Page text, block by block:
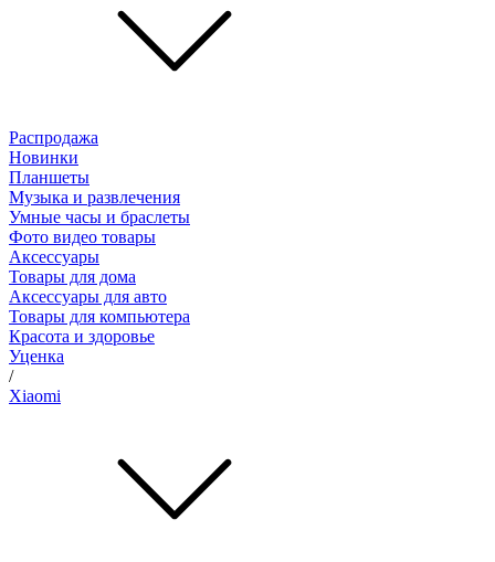
Распродажа
Новинки
Планшеты
Музыка и развлечения
Умные часы и браслеты
Фото видео товары
Аксессуары
Товары для дома
Аксессуары для авто
Товары для компьютера
Красота и здоровье
Уценка
/
Xiaomi